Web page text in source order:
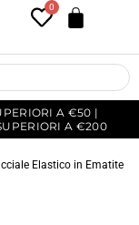
0
A €50 |
A €200
Elastico in Ematite